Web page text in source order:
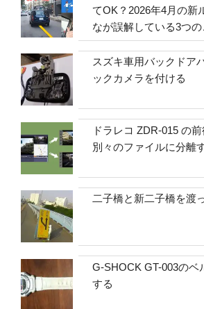
てOK？2026年4月の新
なが誤解している3つの
スズキ車用バックドア
ックカメラを付ける
ドラレコ ZDR-015 の
別々のファイルに分離
二子橋と新二子橋を渡
G-SHOCK GT-003のベ
する